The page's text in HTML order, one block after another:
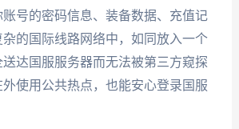
号的密码信息、装备数据、充值记
的国际线路网络中，如同放入一个
送达国服服务器而无法被第三方窥探
使用公共热点，也能安心登录国服